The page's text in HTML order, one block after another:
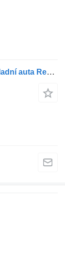
Hlavní brzdový válec 21390592 pro nákladní auta Renault Premium 2